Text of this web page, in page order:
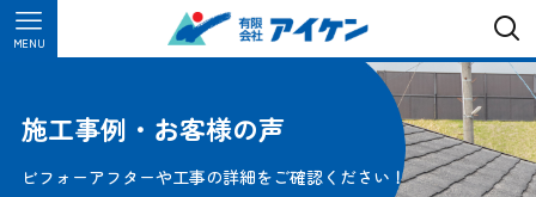
MENU
施工事例・お客様の声
ビフォーアフターや工事の詳細をご確認ください！